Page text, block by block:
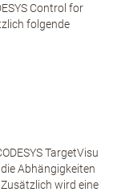
Control for
folgende
TargetVisu
Abhängigkeiten
Zusätzlich wird eine